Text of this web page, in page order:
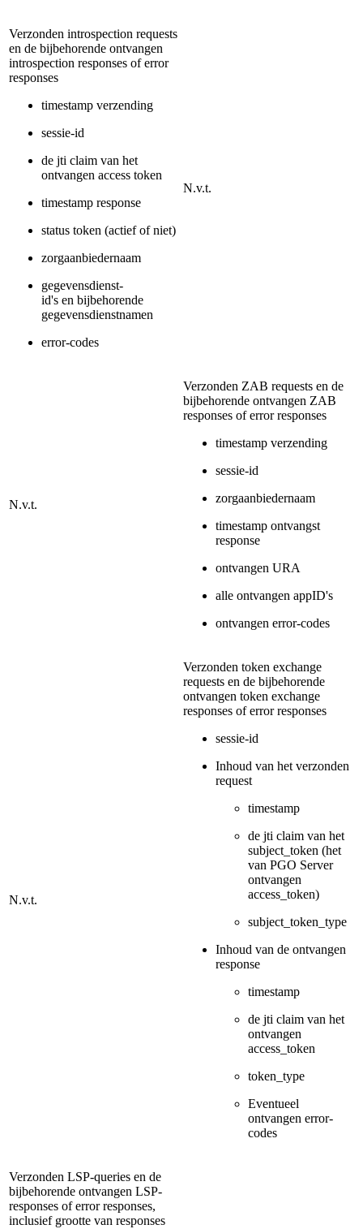
Verzonden introspection requests
en de bijbehorende ontvangen
introspection responses of error
responses
timestamp verzending
sessie-id
de jti claim van het
ontvangen access token
timestamp response
status token (actief of niet)
zorgaanbiedernaam
gegevensdienst-
id's en bijbehorende
gegevensdienstnamen
error-codes
N.v.t.
N.v.t.
Verzonden ZAB requests en de
bijbehorende ontvangen ZAB
responses of error responses
timestamp verzending
sessie-id
zorgaanbiedernaam
timestamp ontvangst
response
ontvangen URA
alle ontvangen appID's
ontvangen error-codes
N.v.t.
Verzonden token exchange
requests en de bijbehorende
ontvangen token exchange
responses of error responses
sessie-id
Inhoud van het verzonden
request
timestamp
de jti claim van het
subject_token (het
van PGO Server
ontvangen
access_token)
subject_token_type
Inhoud van de ontvangen
response
timestamp
de jti claim van het
ontvangen
access_token
token_type
Eventueel
ontvangen error-
codes
Verzonden LSP-queries en de
bijbehorende ontvangen LSP-
responses of error responses,
inclusief grootte van responses